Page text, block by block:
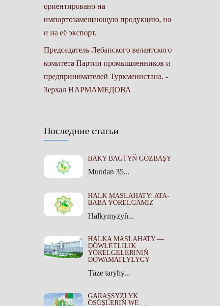
Последние статьи
BAKY BAGTYŇ GÖZBAŞY
Mundan 35...
HALK MASLAHATY: ATA-
BABA ÝÖRELGÄMIZ
Halkymyzyň...
HALKA MASLAHATY —
DÖWLETLILIK
ÝÖRELGELERINIŇ
DOWAMATLYLYGY
Täze taryhy...
GARAŞSYZLYK:
ÖSÜŞLERIŇ WE
ориентировано на
импортозамещающую продукцию, но
и на её экспорт.
Председатель Лебапского велаятского
комитета Партии промышленников и
предпринимателей Туркменистана. -
Зерхал НАРМАМЕДОВА